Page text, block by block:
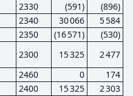
2330 (591)
(896)
2340 30 066
5 584
2350 (16 571)
(530)
2300 15 325
2 477
2460 0
174
2400 15 325
2 303